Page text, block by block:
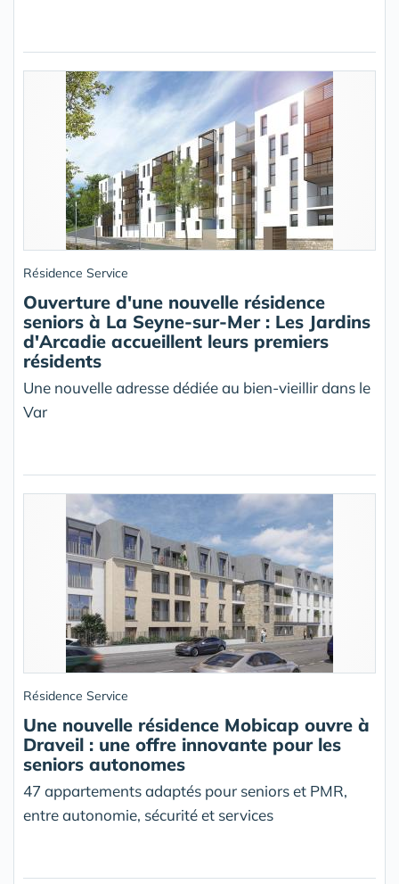
Résidence Service
Ouverture d'une nouvelle résidence
seniors à La Seyne-sur-Mer : Les Jardins
d'Arcadie accueillent leurs premiers
résidents
Une nouvelle adresse dédiée au bien-vieillir dans le
Var
Résidence Service
Une nouvelle résidence Mobicap ouvre à
Draveil : une offre innovante pour les
seniors autonomes
47 appartements adaptés pour seniors et PMR,
entre autonomie, sécurité et services